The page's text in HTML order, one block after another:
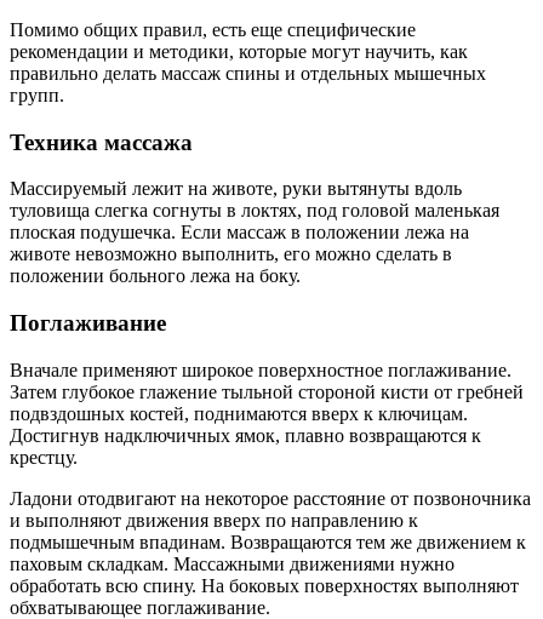
Помимо общих правил, есть еще специфические
рекомендации и методики, которые могут научить, как
правильно делать массаж спины и отдельных мышечных
групп.
Техника массажа
Массируемый лежит на животе, руки вытянуты вдоль
туловища слегка согнуты в локтях, под головой маленькая
плоская подушечка. Если массаж в положении лежа на
животе невозможно выполнить, его можно сделать в
положении больного лежа на боку.
Поглаживание
Вначале применяют широкое поверхностное поглаживание.
Затем глубокое глажение тыльной стороной кисти от гребней
подвздошных костей, поднимаются вверх к ключицам.
Достигнув надключичных ямок, плавно возвращаются к
крестцу.
Ладони отодвигают на некоторое расстояние от позвоночника
и выполняют движения вверх по направлению к
подмышечным впадинам. Возвращаются тем же движением к
паховым складкам. Массажными движениями нужно
обработать всю спину. На боковых поверхностях выполняют
обхватывающее поглаживание.